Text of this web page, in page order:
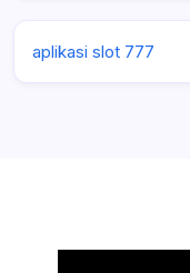
aplikasi slot 777